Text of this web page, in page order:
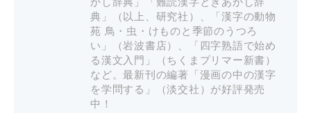
典」（以上、研究社）、「漢字の動物
苑 鳥・虫・けものと季節のうつろ
い」（岩波書店）、「四字熟語で始め
る漢文入門」（ちくまプリマー新書）
など。最新刊の編著「漫画の中の漢字
を学問する」（淡交社）が好評発売
中！